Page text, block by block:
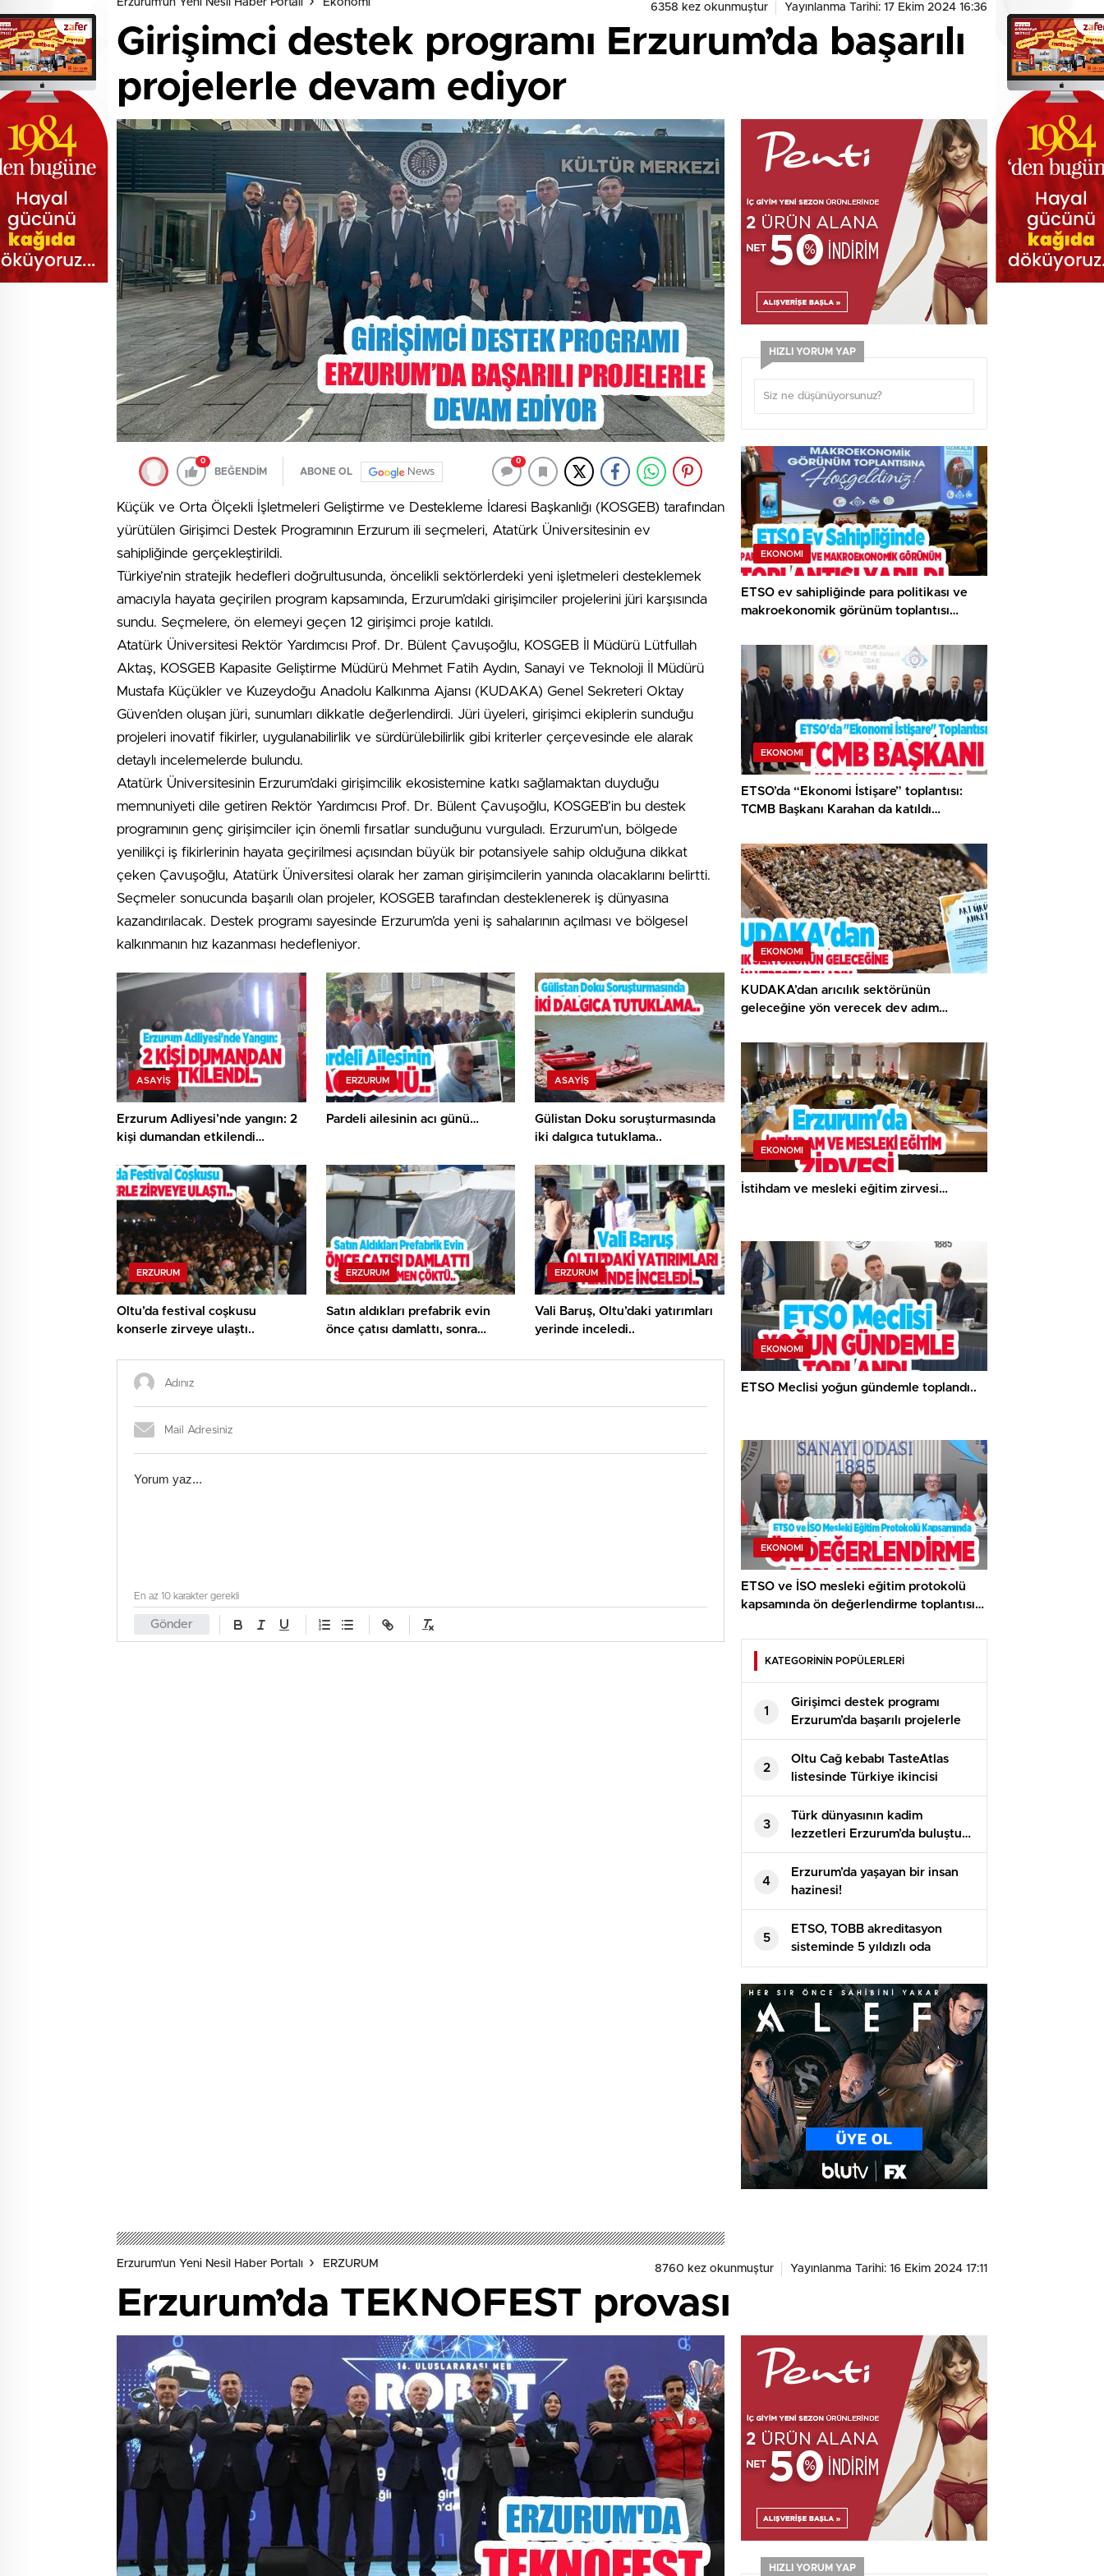
Erzurum'un Yeni Nesil Haber Portalı Ekonomi 6358 kez okunmuştur Yayınlanma Tarihi: 17 Ekim 2024 16:36
Girişimci destek programı Erzurum’da başarılı
projelerle devam ediyor
0
BEĞENDİM ABONE OL News
0
Küçük ve Orta Ölçekli İşletmeleri Geliştirme ve Destekleme İdaresi Başkanlığı (KOSGEB) tarafından
yürütülen Girişimci Destek Programının Erzurum ili seçmeleri, Atatürk Üniversitesinin ev
sahipliğinde gerçekleştirildi.
Türkiye’nin stratejik hedefleri doğrultusunda, öncelikli sektörlerdeki yeni işletmeleri desteklemek
amacıyla hayata geçirilen program kapsamında, Erzurum’daki girişimciler projelerini jüri karşısında
sundu. Seçmelere, ön elemeyi geçen 12 girişimci proje katıldı.
Atatürk Üniversitesi Rektör Yardımcısı Prof. Dr. Bülent Çavuşoğlu, KOSGEB İl Müdürü Lütfullah
Aktaş, KOSGEB Kapasite Geliştirme Müdürü Mehmet Fatih Aydın, Sanayi ve Teknoloji İl Müdürü
Mustafa Küçükler ve Kuzeydoğu Anadolu Kalkınma Ajansı (KUDAKA) Genel Sekreteri Oktay
Güven’den oluşan jüri, sunumları dikkatle değerlendirdi. Jüri üyeleri, girişimci ekiplerin sunduğu
projeleri inovatif fikirler, uygulanabilirlik ve sürdürülebilirlik gibi kriterler çerçevesinde ele alarak
detaylı incelemelerde bulundu.
Atatürk Üniversitesinin Erzurum’daki girişimcilik ekosistemine katkı sağlamaktan duyduğu
memnuniyeti dile getiren Rektör Yardımcısı Prof. Dr. Bülent Çavuşoğlu, KOSGEB’in bu destek
programının genç girişimciler için önemli fırsatlar sunduğunu vurguladı. Erzurum’un, bölgede
yenilikçi iş fikirlerinin hayata geçirilmesi açısından büyük bir potansiyele sahip olduğuna dikkat
çeken Çavuşoğlu, Atatürk Üniversitesi olarak her zaman girişimcilerin yanında olacaklarını belirtti.
Seçmeler sonucunda başarılı olan projeler, KOSGEB tarafından desteklenerek iş dünyasına
kazandırılacak. Destek programı sayesinde Erzurum’da yeni iş sahalarının açılması ve bölgesel
kalkınmanın hız kazanması hedefleniyor.
ASAYİŞ
Erzurum Adliyesi’nde yangın: 2
kişi dumandan etkilendi…
ERZURUM
Pardeli ailesinin acı günü…
ASAYİŞ
Gülistan Doku soruşturmasında
iki dalgıca tutuklama..
ERZURUM
Oltu’da festival coşkusu
konserle zirveye ulaştı..
ERZURUM
Satın aldıkları prefabrik evin
önce çatısı damlattı, sonra
ERZURUM
Vali Baruş, Oltu’daki yatırımları
yerinde inceledi..
Gönder
En az 10 karakter gerekli
HIZLI YORUM YAP
EKONOMI
ETSO ev sahipliğinde para politikası ve
makroekonomik görünüm toplantısı
EKONOMI
ETSO’da “Ekonomi İstişare” toplantısı:
TCMB Başkanı Karahan da katıldı…
EKONOMI
KUDAKA’dan arıcılık sektörünün
geleceğine yön verecek dev adım…
EKONOMI
İstihdam ve mesleki eğitim zirvesi…
EKONOMI
ETSO Meclisi yoğun gündemle toplandı..
EKONOMI
ETSO ve İSO mesleki eğitim protokolü
kapsamında ön değerlendirme toplantısı
KATEGORİNİN POPÜLERLERİ
1
Girişimci destek programı
Erzurum’da başarılı projelerle
devam ediyor
2
Oltu Cağ kebabı TasteAtlas
listesinde Türkiye ikincisi
oldu…
3
Türk dünyasının kadim
lezzetleri Erzurum’da buluştu…
4
Erzurum’da yaşayan bir insan
hazinesi!
5
ETSO, TOBB akreditasyon
sisteminde 5 yıldızlı oda
statüsüne yükseldi..
Erzurum'un Yeni Nesil Haber Portalı ERZURUM 8760 kez okunmuştur Yayınlanma Tarihi: 16 Ekim 2024 17:11
Erzurum’da TEKNOFEST provası
HIZLI YORUM YAP